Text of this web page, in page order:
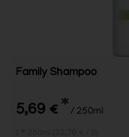
Family Shampoo
5,69 € * / 250ml